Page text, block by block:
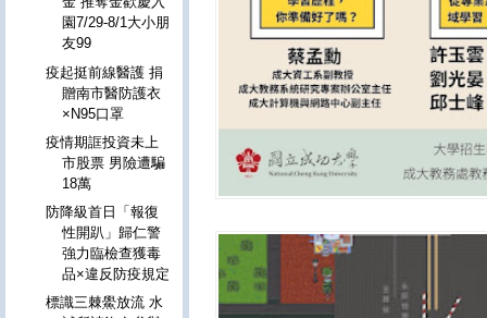
園7/29-8/1大小朋
友99
疫起挺前線醫護 捐
贈南市醫防護衣
×N95口罩
疫情期誆投資未上
市股票 男險遭騙
18萬
防降級首日「報復
性開趴」歸仁警
強力臨檢查獲毒
品×違反防疫規定
標識三棘鱟放流 水